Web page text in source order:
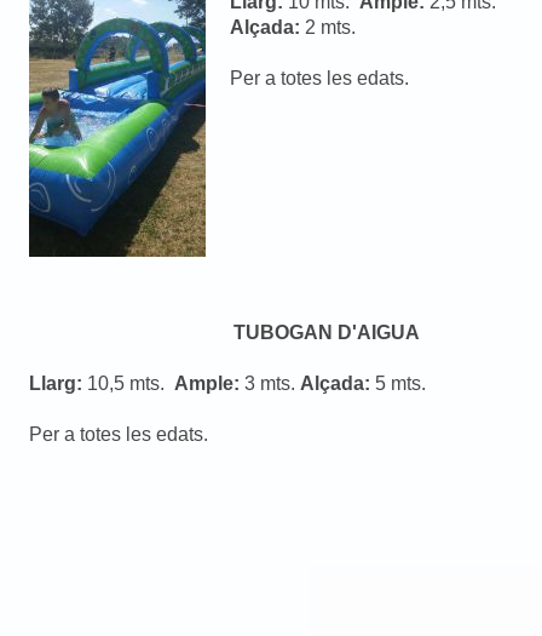
Alçada: 2 mts.
Per a totes les edats.
TUBOGAN D'AIGUA
Llarg: 10,5 mts. Ample: 3 mts. Alçada: 5 mts.
Per a totes les edats.